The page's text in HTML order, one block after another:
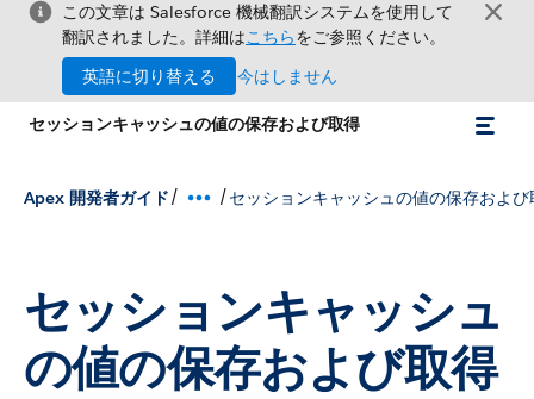
この文章は Salesforce 機械翻訳システムを使用して
翻訳されました。詳細はこちらをご参照ください。
英語に切り替える
今はしません
セッションキャッシュの値の保存および取得
Apex 開発者ガイド/ /セッションキャッシュの値の保存および
セッションキャッシュ
の値の保存および取得